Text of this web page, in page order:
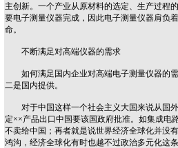
主创新。一个产业从原材料的选定、生产过
要电子测量仪器完成，因此电子测量仪器肩负
命。
不断满足对高端仪器的需求
如何满足国内企业对高端电子测量仪器的需求
二是国内提供。
对于中国这样一个社会主义大国来说从国外
定××产品出口中国要该国政府批准。如集成
不卖给中国；再者就是说世界经济全球化并没
鸿沟，经济全球化有时也越不过政治多元化这条鸿